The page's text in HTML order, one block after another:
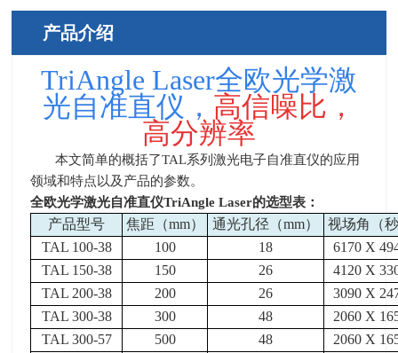
产品介绍
TriAngle Laser全欧光学激
光自准直仪， 高信噪比，
高分辨率
本文简单的概括了TAL系列激光电子自准直仪的应用
领域和特点以及产品的参数。
全欧光学激光自准直仪TriAngle Laser的选型表：
产品型号 焦距（mm） 通光孔径（mm）
视场角（
TAL 100-38
100 18
6170 X
TAL 150-38
150 26
4120 X
TAL 200-38
200 26
3090 X
TAL 300-38
300 48
2060 X
TAL 300-57
500 48
2060 X